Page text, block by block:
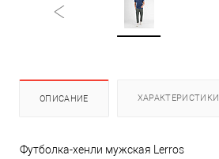
ОПИСАНИЕ ХАРАКТЕРИСТИКИ
Футболка-хенли мужская Lerros